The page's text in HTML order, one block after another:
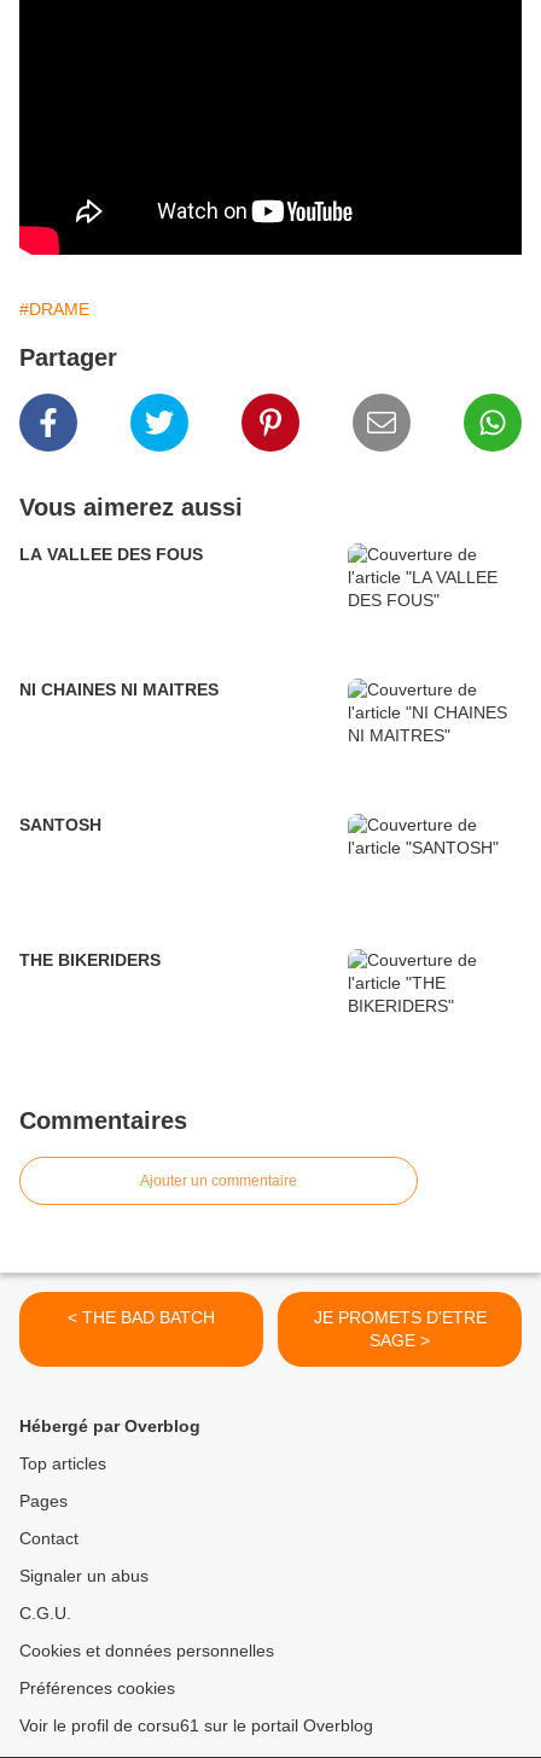
#DRAME
Partager
Vous aimerez aussi
LA VALLEE DES FOUS
NI CHAINES NI MAITRES
SANTOSH
THE BIKERIDERS
Commentaires
Ajouter un commentaire
< THE BAD BATCH
JE PROMETS D'ETRE
SAGE >
Hébergé par Overblog
Top articles
Pages
Contact
Signaler un abus
C.G.U.
Cookies et données personnelles
Préférences cookies
Voir le profil de corsu61 sur le portail Overblog